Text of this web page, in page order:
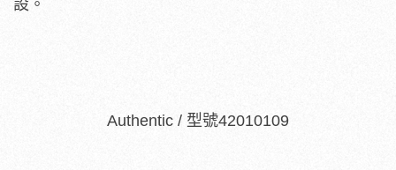
設。
Authentic / 型號42010109